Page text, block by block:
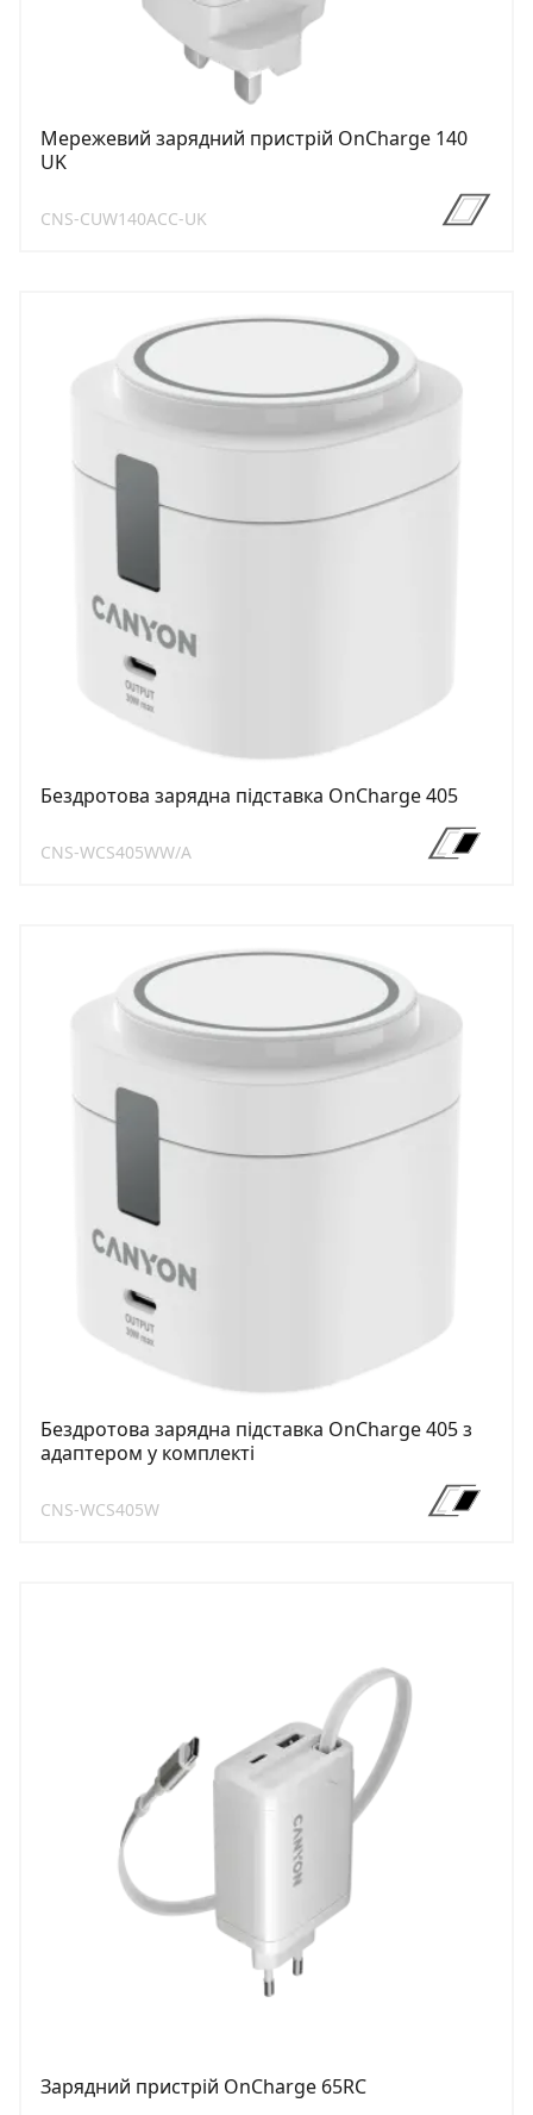
Мережевий зарядний пристрій OnCharge 140
UK
CNS-CUW140ACC-UK
Бездротова зарядна підставка OnCharge 405
CNS-WCS405WW/A
Бездротова зарядна підставка OnCharge 405 з
адаптером у комплекті
CNS-WCS405W
Зарядний пристрій OnCharge 65RC